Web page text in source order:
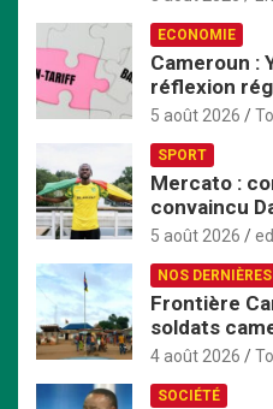
r
ECONOMIE
Cameroun :
réflexion
mise en
5 août 2026
SPORT
Mercato :
convaincu
offre
5 août 2026
NOS
Frontière
soldats
les FACA,
4 août 2026
SOCIÉTÉ